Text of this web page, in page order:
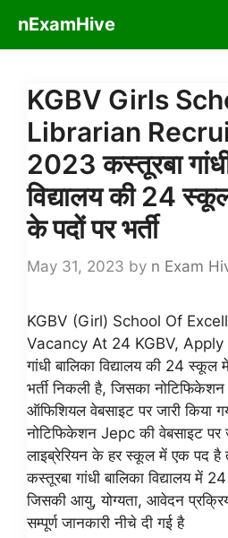
content
nExamHive
KGBV Girls
Librarian
2023 कस्तूरबा
विद्यालय की 24
के पदों पर भर्ती
May 31, 2023 by n Exam
KGBV (Girl) School Of
Vacancy At 24 KGBV, Apply
गांधी बालिका विद्यालय की 24 स्कूल
भर्ती निकली है, जिसका
ऑफिशियल वेबसाइट पर जारी किया
नोटिफिकेशन Jepc की वेबसाइट पर
लाइब्रेरियन के हर स्कूल में एक पद है
कस्तूरबा गांधी बालिका विद्यालय में
जिसकी आयु, योग्यता, आवेदन
सम्पूर्ण जानकारी नीचे दी गई है